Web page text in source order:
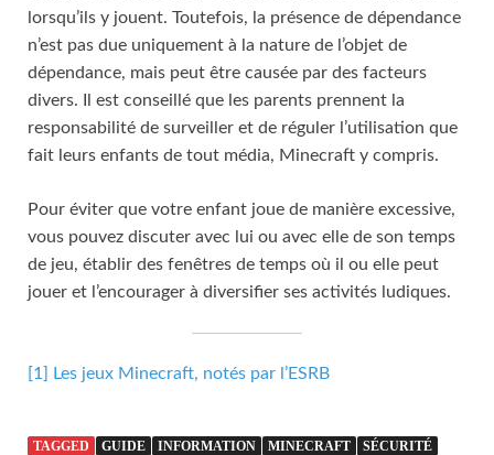
lorsqu’ils y jouent. Toutefois, la présence de dépendance
n’est pas due uniquement à la nature de l’objet de
dépendance, mais peut être causée par des facteurs
divers. Il est conseillé que les parents prennent la
responsabilité de surveiller et de réguler l’utilisation que
fait leurs enfants de tout média, Minecraft y compris.
Pour éviter que votre enfant joue de manière excessive,
vous pouvez discuter avec lui ou avec elle de son temps
de jeu, établir des fenêtres de temps où il ou elle peut
jouer et l’encourager à diversifier ses activités ludiques.
[1] Les jeux Minecraft, notés par l’ESRB
TAGGED GUIDE INFORMATION MINECRAFT SÉCURITÉ